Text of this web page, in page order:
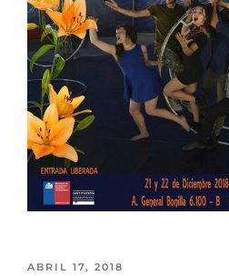
ABRIL 17, 2018